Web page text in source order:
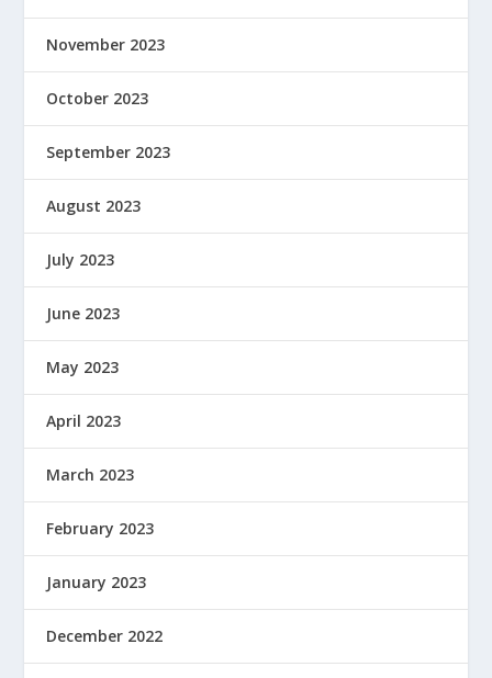
November 2023
October 2023
September 2023
August 2023
July 2023
June 2023
May 2023
April 2023
March 2023
February 2023
January 2023
December 2022